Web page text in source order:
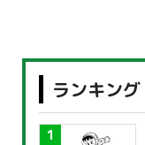
ランキング